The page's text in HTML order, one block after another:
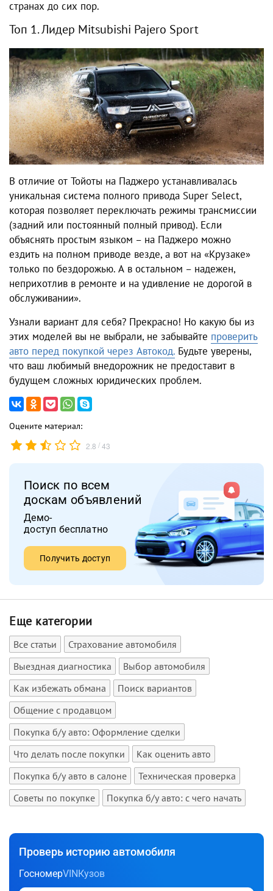
странах до сих пор.
Топ 1. Лидер Mitsubishi Pajero Sport
В отличие от Тойоты на Паджеро устанавливалась
уникальная система полного привода Super Select,
которая позволяет переключать режимы трансмиссии
(задний или постоянный полный привод). Если
объяснять простым языком – на Паджеро можно
ездить на полном приводе везде, а вот на «Крузаке»
только по бездорожью. А в остальном – надежен,
неприхотлив в ремонте и на удивление не дорогой в
обслуживании».
Узнали вариант для себя? Прекрасно! Но какую бы из
этих моделей вы не выбрали, не забывайте проверить
авто перед покупкой через Автокод. Будьте уверены,
что ваш любимый внедорожник не предоставит в
будущем сложных юридических проблем.
Оцените материал:
2.8 /43
Поиск по всем
доскам объявлений
Демо-
доступ бесплатно
Получить доступ
Еще категории
Все статьи
Страхование автомобиля
Выездная диагностика
Выбор автомобиля
Как избежать обмана
Поиск вариантов
Общение с продавцом
Покупка б/у авто: Оформление сделки
Что делать после покупки
Как оценить авто
Покупка б/у авто в салоне
Техническая проверка
Советы по покупке
Покупка б/у авто: с чего начать
Проверь историю автомобиля
ГосномерVINКузов